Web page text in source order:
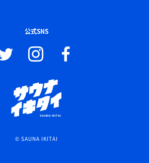
公式SNS
© SAUNA IKITAI